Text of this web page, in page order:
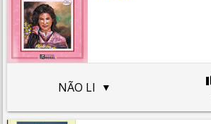
NÃO LI